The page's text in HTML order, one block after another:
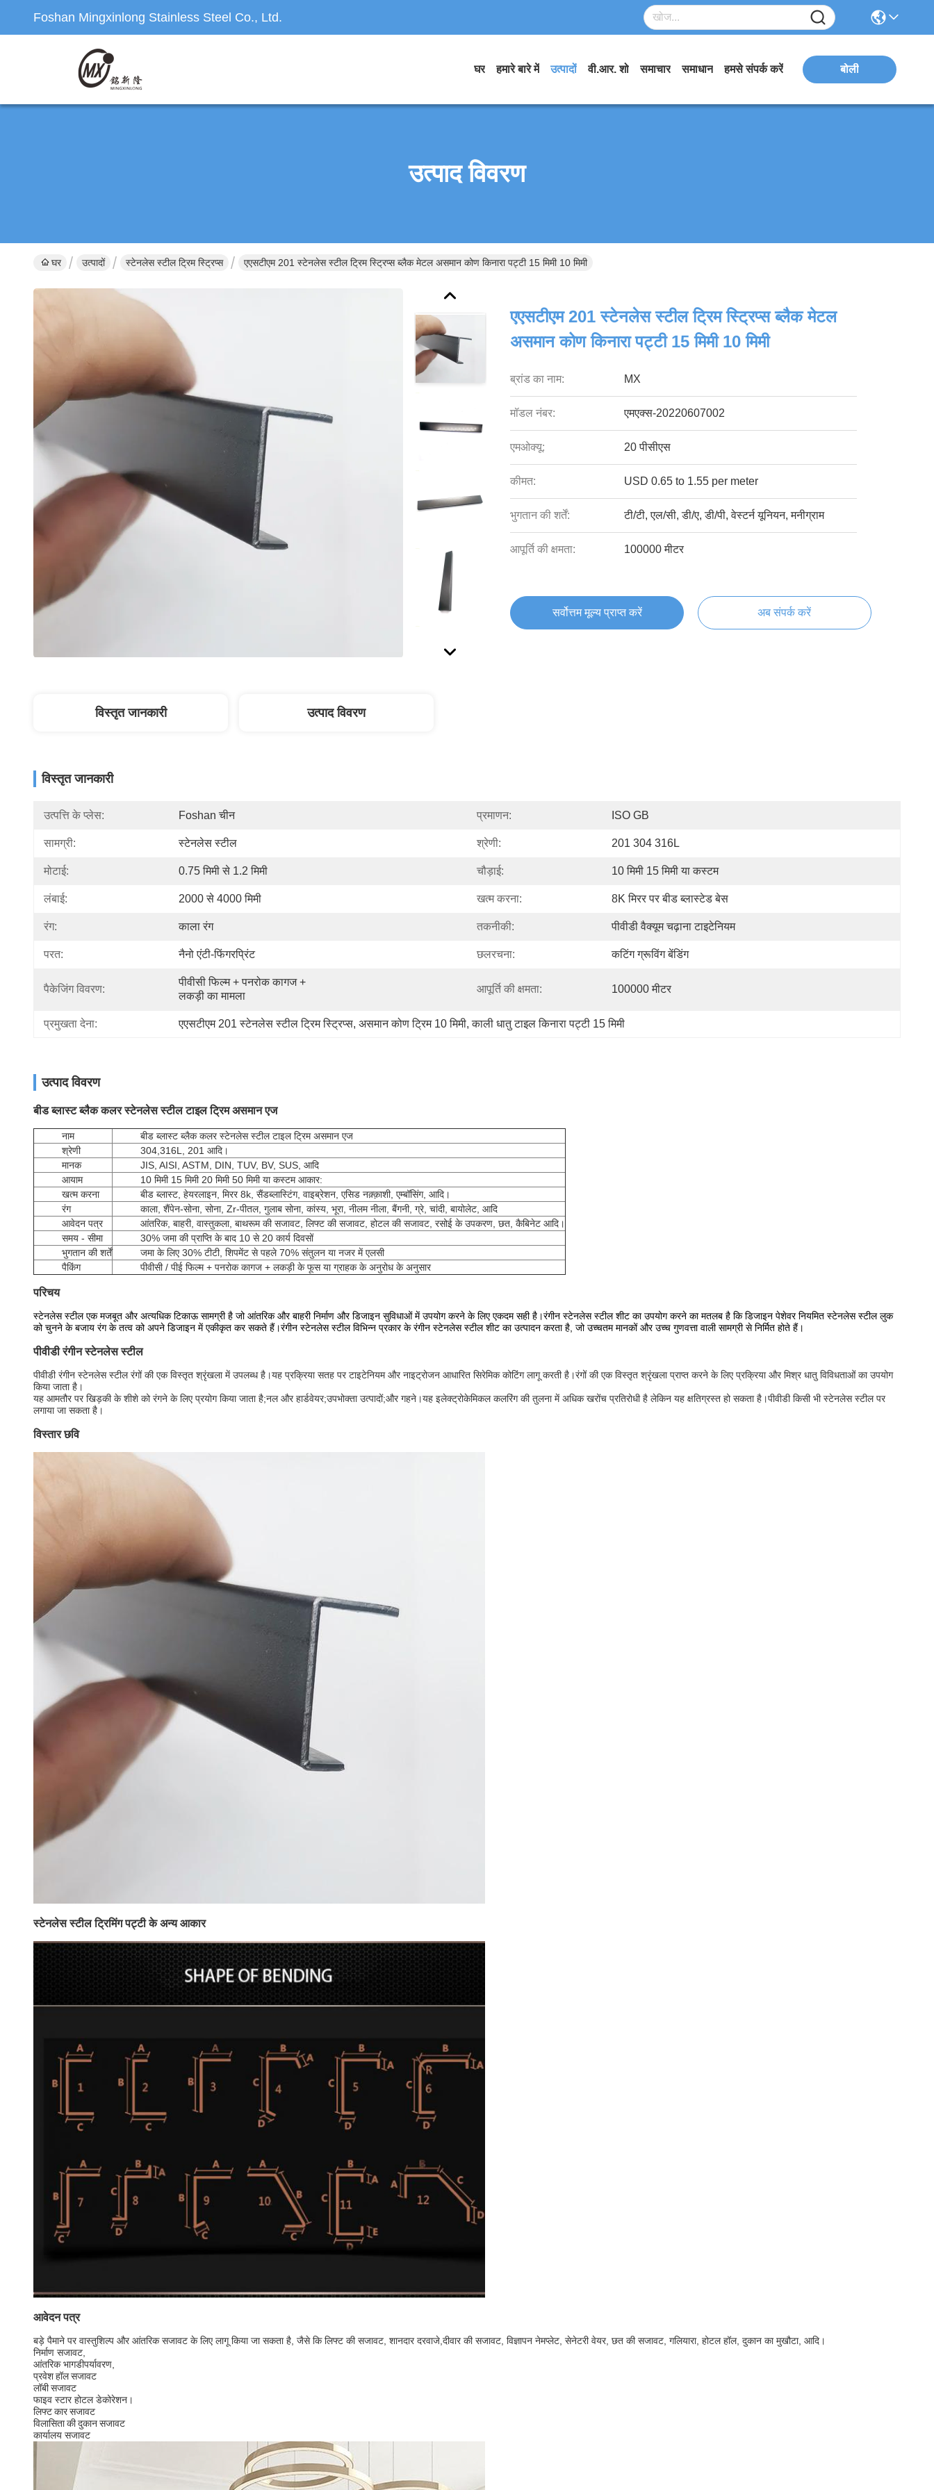
Foshan Mingxinlong Stainless Steel Co., Ltd.
घर हमारे बारे में उत्पादों वी.आर. शो समाचार समाधान हमसे संपर्क करें बोली
उत्पाद विवरण
घर उत्पादों स्टेनलेस स्टील ट्रिम स्ट्रिप्स एएसटीएम 201 स्टेनलेस स्टील ट्रिम स्ट्रिप्स ब्लैक मेटल असमान कोण किनारा पट्टी 15 मिमी 10 मिमी
एएसटीएम 201 स्टेनलेस स्टील ट्रिम स्ट्रिप्स ब्लैक मेटल
असमान कोण किनारा पट्टी 15 मिमी 10 मिमी
ब्रांड का नाम: MX
मॉडल नंबर: एमएक्स-20220607002
एमओक्यू: 20 पीसीएस
कीमत: USD 0.65 to 1.55 per meter
भुगतान की शर्तें: टी/टी, एल/सी, डी/ए, डी/पी, वेस्टर्न यूनियन, मनीग्राम
आपूर्ति की क्षमता: 100000 मीटर
सर्वोत्तम मूल्य प्राप्त करें अब संपर्क करें
विस्तृत जानकारी उत्पाद विवरण
विस्तृत जानकारी
उत्पत्ति के प्लेस: Foshan चीन प्रमाणन: ISO GB
सामग्री: स्टेनलेस स्टील श्रेणी: 201 304 316L
मोटाई: 0.75 मिमी से 1.2 मिमी चौड़ाई: 10 मिमी 15 मिमी या कस्टम
लंबाई: 2000 से 4000 मिमी खत्म करना: 8K मिरर पर बीड ब्लास्टेड बेस
रंग: काला रंग तकनीकी: पीवीडी वैक्यूम चढ़ाना टाइटेनियम
परत: नैनो एंटी-फिंगरप्रिंट छलरचना: कटिंग ग्रूविंग बेंडिंग
पैकेजिंग विवरण:
पीवीसी फिल्म + पनरोक कागज +
लकड़ी का मामला
आपूर्ति की क्षमता: 100000 मीटर
प्रमुखता देना: एएसटीएम 201 स्टेनलेस स्टील ट्रिम स्ट्रिप्स, असमान कोण ट्रिम 10 मिमी, काली धातु टाइल किनारा पट्टी 15 मिमी
उत्पाद विवरण
बीड ब्लास्ट ब्लैक कलर स्टेनलेस स्टील टाइल ट्रिम असमान एज
नाम
बीड ब्लास्ट ब्लैक कलर स्टेनलेस स्टील टाइल ट्रिम असमान एज
श्रेणी
304,316L, 201 आदि।
मानक
JIS, AISI, ASTM, DIN, TUV, BV, SUS, आदि
आयाम
10 मिमी 15 मिमी 20 मिमी 50 मिमी या कस्टम आकार:
खत्म करना
बीड ब्लास्ट, हेयरलाइन, मिरर 8k, सैंडब्लास्टिंग, वाइब्रेशन, एसिड नक़्क़ाशी, एम्बॉसिंग, आदि।
रंग
काला, शैंपेन-सोना, सोना, Zr-पीतल, गुलाब सोना, कांस्य, भूरा, नीलम नीला, बैंगनी, ग्रे, चांदी, बायोलेट, आदि
आवेदन पत्र
आंतरिक, बाहरी, वास्तुकला, बाथरूम की सजावट, लिफ्ट की सजावट, होटल की सजावट, रसोई के उपकरण, छत, कैबिनेट आदि।
समय - सीमा
30% जमा की प्राप्ति के बाद 10 से 20 कार्य दिवसों
भुगतान की शर्तें
जमा के लिए 30% टीटी, शिपमेंट से पहले 70% संतुलन या नजर में एलसी
पैकिंग
पीवीसी / पीई फिल्म + पनरोक कागज + लकड़ी के फूस या ग्राहक के अनुरोध के अनुसार
परिचय
स्टेनलेस स्टील एक मजबूत और अत्यधिक टिकाऊ सामग्री है जो आंतरिक और बाहरी निर्माण और डिजाइन सुविधाओं में उपयोग करने के लिए एकदम सही है।रंगीन स्टेनलेस स्टील शीट का उपयोग करने का मतलब है कि डिजाइन पेशेवर नियमित स्टेनलेस स्टील लुक
को चुनने के बजाय रंग के तत्व को अपने डिजाइन में एकीकृत कर सकते हैं।रंगीन स्टेनलेस स्टील विभिन्न प्रकार के रंगीन स्टेनलेस स्टील शीट का उत्पादन करता है, जो उच्चतम मानकों और उच्च गुणवत्ता वाली सामग्री से निर्मित होते हैं।
पीवीडी रंगीन स्टेनलेस स्टील
पीवीडी रंगीन स्टेनलेस स्टील रंगों की एक विस्तृत श्रृंखला में उपलब्ध है।यह प्रक्रिया सतह पर टाइटेनियम और नाइट्रोजन आधारित सिरेमिक कोटिंग लागू करती है।रंगों की एक विस्तृत श्रृंखला प्राप्त करने के लिए प्रक्रिया और मिश्र धातु विविधताओं का उपयोग
किया जाता है।
यह आमतौर पर खिड़की के शीशे को रंगने के लिए प्रयोग किया जाता है;नल और हार्डवेयर;उपभोक्ता उत्पादों;और गहने।यह इलेक्ट्रोकेमिकल कलरिंग की तुलना में अधिक खरोंच प्रतिरोधी है लेकिन यह क्षतिग्रस्त हो सकता है।पीवीडी किसी भी स्टेनलेस स्टील पर
लगाया जा सकता है।
विस्तार छवि
स्टेनलेस स्टील ट्रिमिंग पट्टी के अन्य आकार
आवेदन पत्र
बड़े पैमाने पर वास्तुशिल्प और आंतरिक सजावट के लिए लागू किया जा सकता है, जैसे कि लिफ्ट की सजावट, शानदार दरवाजे, दीवार की सजावट, विज्ञापन नेमप्लेट, सेनेटरी वेयर, छत की सजावट, गलियारा, होटल हॉल, दुकान का मुखौटा, आदि।
निर्माण सजावट,
आंतरिक भागडीपर्यावरण
प्रवेश हॉल सजावट
लॉबी सजावट
फाइव स्टार होटल डेकोरेशन।
लिफ्ट कार सजावट
विलासिता की दुकान सजावट
कार्यालय सजावट